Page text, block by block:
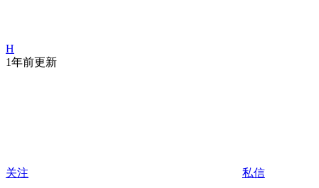
H
1年前更新
关注 私信